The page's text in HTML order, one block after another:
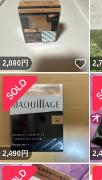
2,890円 い
2,490円